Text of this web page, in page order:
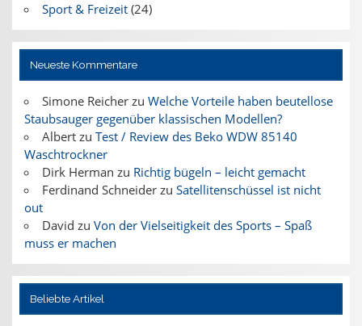
Sport & Freizeit(24)
Neueste Kommentare
Simone Reicherzu Welche Vorteile haben beutellose
Staubsauger gegenüber klassischen Modellen?
Albertzu Test / Review des Beko WDW 85140
Waschtrockner
Dirk Herman zu Richtig bügeln – leicht gemacht
Ferdinand Schneiderzu Satellitenschüssel ist nicht
out
David zu Von der Vielseitigkeit des Sports – Spaß
muss er machen
Beliebte Artikel